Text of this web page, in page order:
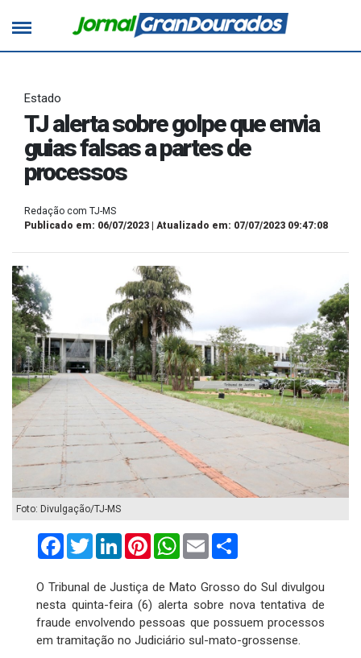
Estado
TJ alerta sobre golpe que envia
guias falsas a partes de
processos
Redação com TJ-MS
Publicado em: 06/07/2023 | Atualizado em: 07/07/2023 09:47:08
Foto: Divulgação/TJ-MS
FacebookTwitterLinkedInPinterestWhatsApp
Email
O Tribunal de Justiça de Mato Grosso do Sul divulgou
nesta quinta-feira (6) alerta sobre nova tentativa de
fraude envolvendo pessoas que possuem processos
em tramitação no Judiciário sul-mato-grossense.